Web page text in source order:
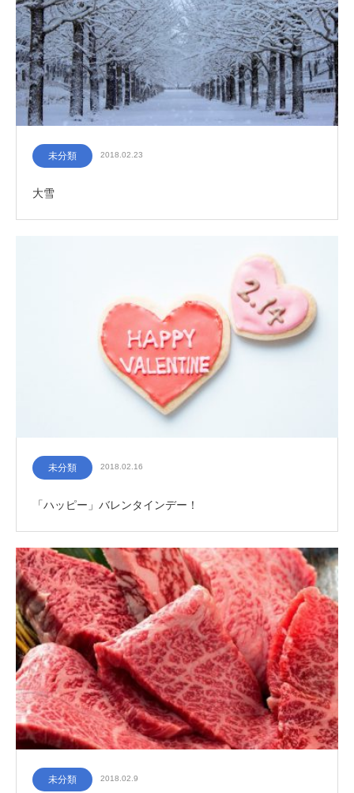
未分類 2018.02.23
大雪
未分類 2018.02.16
「ハッピー」バレンタインデー！
未分類 2018.02.9